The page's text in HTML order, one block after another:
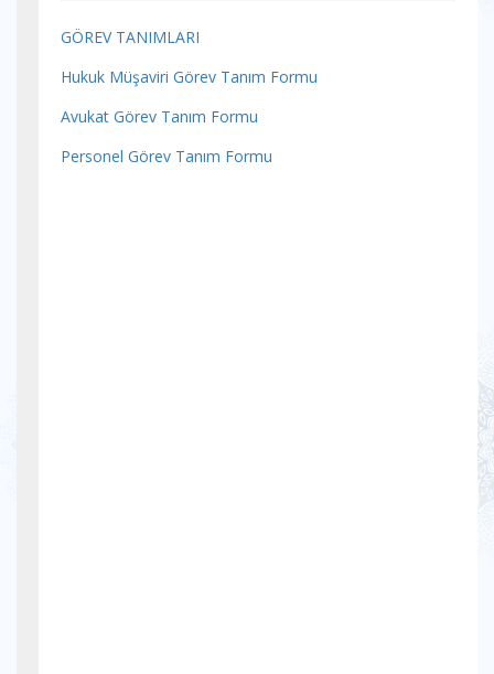
GÖREV TANIMLARI
Hukuk Müşaviri Görev Tanım Formu
Avukat Görev Tanım Formu
Personel Görev Tanım Formu